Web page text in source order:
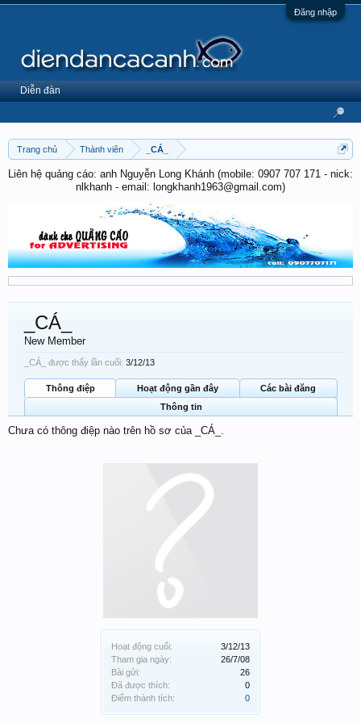
Đăng nhập
Trang chủ Thành viên _CÁ_
Liên hệ quảng cáo: anh Nguyễn Long Khánh (mobile: 0907 707 171 - nick:
nlkhanh - email: longkhanh1963@gmail.com)
Hoạt động cuối:
3/12/13
Tham gia ngày:
26/7/08
Bài gửi:
26
Đã được thích:
0
Điểm thành tích:
0
_CÁ_
New Member
_CÁ_ được thấy lần cuối: 3/12/13
Thông điệp Hoạt động gần đây
Các bài đăng
Thông tin
Chưa có thông điệp nào trên hồ sơ của _CÁ_.
Diễn đàn